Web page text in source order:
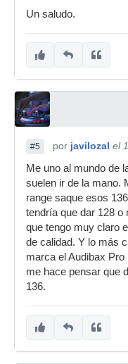
Un saludo.
#5 por javilozal el
Me uno al mundo de
suelen ir de la mano.
range saque esos
tendría que dar 128
que tengo muy claro
de calidad. Y lo más
marca el Audibax
me hace pensar que
136.